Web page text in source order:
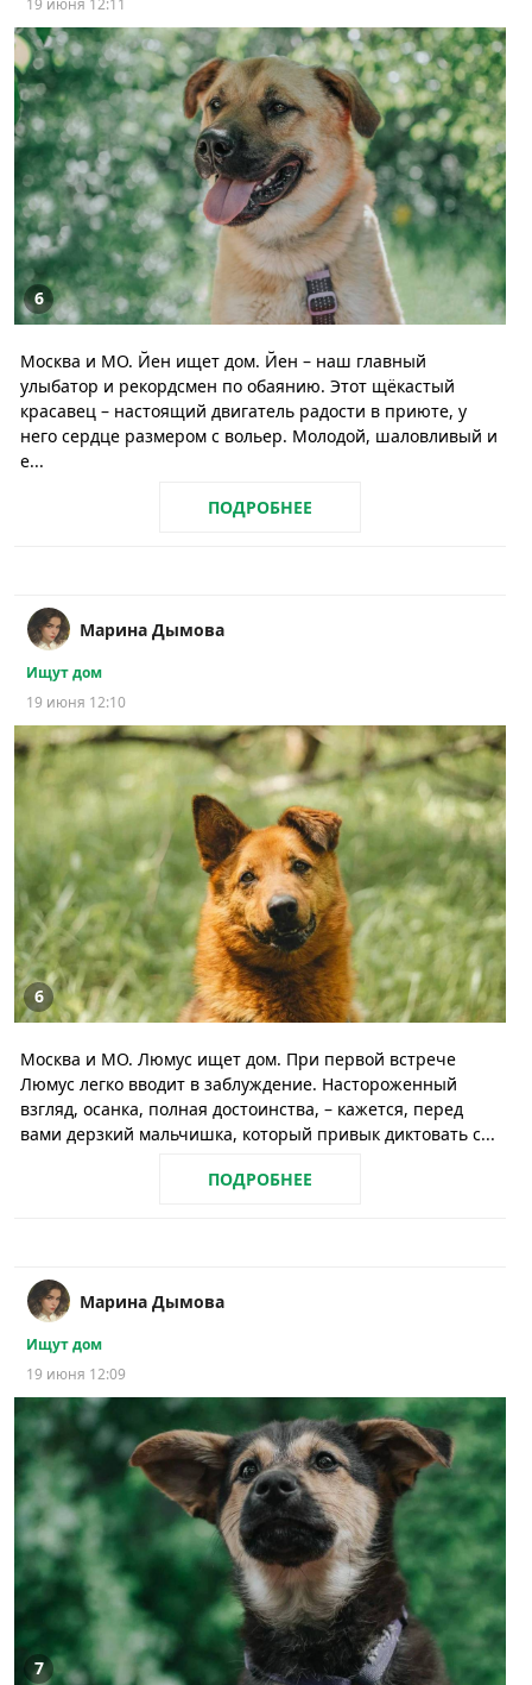
19 июня 12:11
6
Москва и МО. Йен ищет дом. Йен – наш главный
улыбатор и рекордсмен по обаянию. Этот щёкастый
красавец – настоящий двигатель радости в приюте, у
него сердце размером с вольер. Молодой, шаловливый и
е...
ПОДРОБНЕЕ
Марина Дымова
Ищут дом
19 июня 12:10
6
Москва и МО. Люмус ищет дом. При первой встрече
Люмус легко вводит в заблуждение. Настороженный
взгляд, осанка, полная достоинства, – кажется, перед
вами дерзкий мальчишка, который привык диктовать с...
ПОДРОБНЕЕ
Марина Дымова
Ищут дом
19 июня 12:09
7